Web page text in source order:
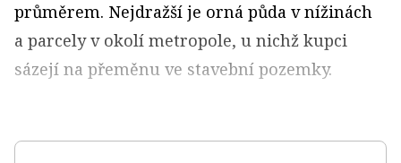
průměrem. Nejdražší je orná půda v nížinách
a parcely v okolí metropole, u nichž kupci
sázejí na přeměnu ve stavební pozemky.